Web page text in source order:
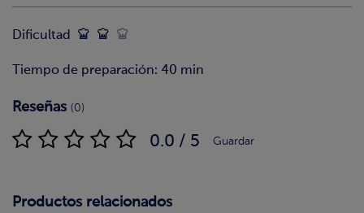
Dificultad
Tiempo de preparación: 40 min
Reseñas (0)
0.0 / 5 Guardar
Productos relacionados